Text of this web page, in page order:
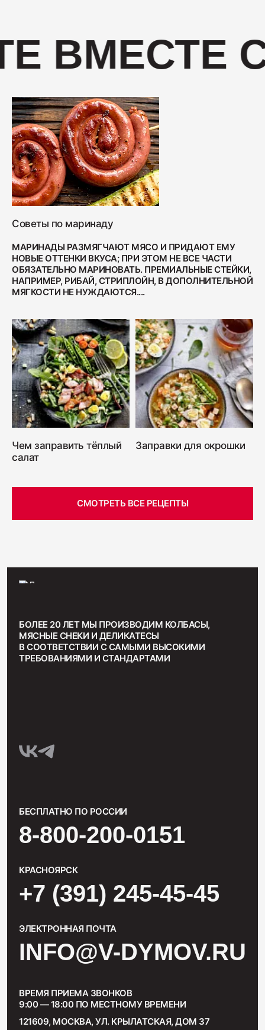
330
ВМЕСТЕ
Советы по маринаду
МАРИНАДЫ РАЗМЯГЧАЮТ МЯСО И ПРИДАЮТ ЕМУ
НОВЫЕ ОТТЕНКИ ВКУСА; ПРИ ЭТОМ НЕ ВСЕ ЧАСТИ
ОБЯЗАТЕЛЬНО МАРИНОВАТЬ. ПРЕМИАЛЬНЫЕ СТЕЙКИ,
НАПРИМЕР, РИБАЙ, СТРИПЛОЙН, В ДОПОЛНИТЕЛЬНОЙ
МЯГКОСТИ НЕ НУЖДАЮТСЯ....
Чем заправить тёплый
салат
Заправки для окрошки
СМОТРЕТЬ ВСЕ РЕЦЕПТЫ
БОЛЕЕ 20 ЛЕТ МЫ ПРОИЗВОДИМ КОЛБАСЫ,
МЯСНЫЕ СНЕКИ И ДЕЛИКАТЕСЫ
В СООТВЕТСТВИИ С САМЫМИ ВЫСОКИМИ
ТРЕБОВАНИЯМИ И СТАНДАРТАМИ
БЕСПЛАТНО ПО РОССИИ
8-800-200-0151
КРАСНОЯРСК
+7 (391) 245-45-45
ЭЛЕКТРОННАЯ ПОЧТА
INFO@V-DYMOV.RU
ВРЕМЯ ПРИЕМА ЗВОНКОВ
9:00 — 18:00 ПО МЕСТНОМУ ВРЕМЕНИ
121609, МОСКВА, УЛ. КРЫЛАТСКАЯ, ДОМ 37